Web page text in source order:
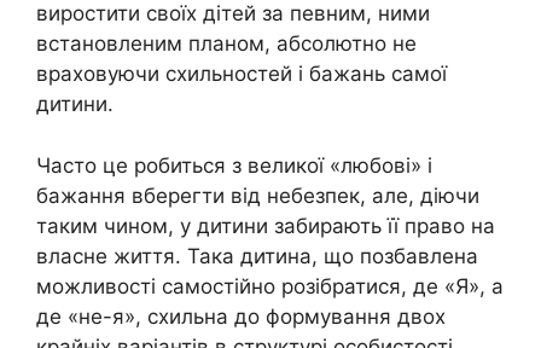
виростити своїх дітей за певним, ними
встановленим планом, абсолютно не
враховуючи схильностей і бажань самої
дитини.
Часто це робиться з великої «любові» і
бажання вберегти від небезпек, але, діючи
таким чином, у дитини забирають її право на
власне життя. Така дитина, що позбавлена ​​
можливості самостійно розібратися, де «Я», а
де «не-я», схильна до формування двох